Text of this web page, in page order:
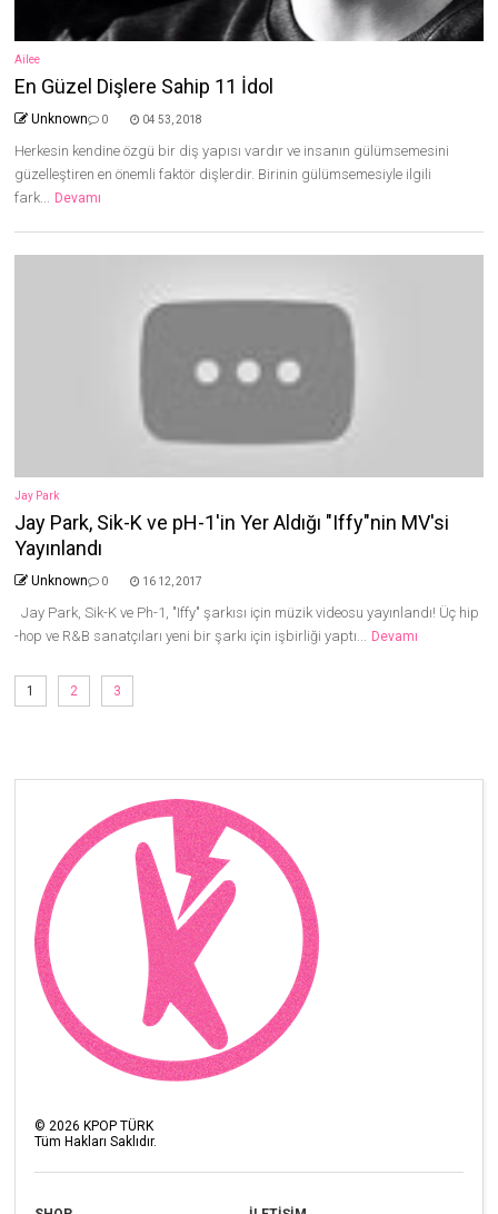
Ailee
En Güzel Dişlere Sahip 11 İdol
Unknown 0 04 53, 2018
Herkesin kendine özgü bir diş yapısı vardır ve insanın gülümsemesini
güzelleştiren en önemli faktör dişlerdir. Birinin gülümsemesiyle ilgili
fark... Devamı
Jay Park
Jay Park, Sik-K ve pH-1'in Yer Aldığı "Iffy"nin MV'si
Yayınlandı
Unknown 0 16 12, 2017
Jay Park, Sik-K ve Ph-1, "Iffy" şarkısı için müzik videosu yayınlandı! Üç hip
-hop ve R&B sanatçıları yeni bir şarkı için işbirliği yaptı... Devamı
1 2 3
©2026 KPOP TÜRK
Tüm Hakları Saklıdır.